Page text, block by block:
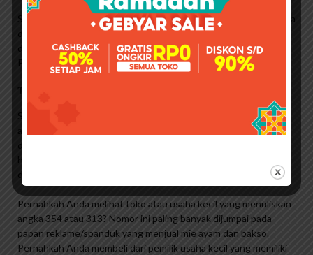
Santet merupakan fenomena ghaib yang sulit dibenarkan karena
dilakukan oleh jin atau setan. Fenomena ini tidak dapat
dijelaskan dengan hubungan sebab-akibat melalui ilmu alam.
Penjahat adalah orang yang bekerja dengan setan atau jin.
Tips Dan Langkah Cuci Sepatu Gunung Dengan Baik
Setiap orang harus memiliki visi dan misi dalam hidup. Apakah
akan dilaksanakan atau tidak? Dan dimungkinkan untuk menulis
dan menjelaskan dengan jelas atau tidak. Tentu saja, ada satu
hal yang bisa dicapai dengan mudah. Mereka juga lebih sulit
dijangkau.
Pernahkah Anda melihat toko atau usaha kecil yang menuliskan
angka 354 atau 313? Nomor ini paling banyak dijumpai pada
papan reklame/spanduk yang menjual mie ayam dan bakso.
Pernahkah Anda membeli dari pemilik usaha kecil yang memiliki